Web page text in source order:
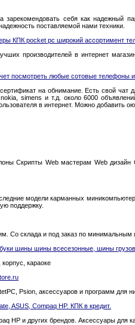
зарекомендовать себя как надежный
поставляемой нами техники.
КПК pocket pc широкий ассортимент
производителей в интернет
посмотреть любые сотовые телефоны
на обнимание. Есть свой чат
simens и т.д. около 6000
в интернет. Можно добавить
Скрипты Web мастерам Web дизайн
модели карманных
поддержку.
Со склада и под заказ по минимальным
шины шины всесезонные, шины
караоке
Psion, аксессуаров и программ для
ASUS, Compaq HP. КПК в кредит.
HP и других брендов. Аксессуары для